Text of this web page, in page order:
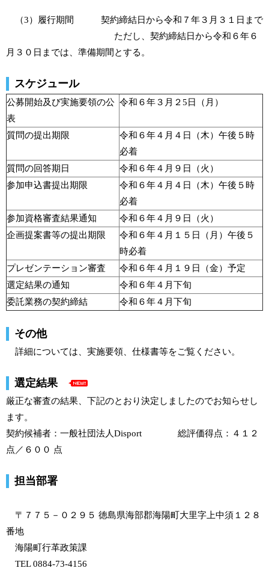
（3）履行期間 契約締結日から令和７年３月３１日まで
ただし、契約締結日から令和６年６
月３０日までは、準備期間とする。
スケジュール
公募開始及び実施要領の公
表
令和６年３月２5日（月）
質問の提出期限
令和６年４月４日（木）午後５時
必着
質問の回答期日
令和６年４月９日（火）
参加申込書提出期限
令和６年４月４日（木）午後５時
必着
参加資格審査結果通知
令和６年４月９日（火）
企画提案書等の提出期限
令和６年４月１５日（月）午後５
時必着
プレゼンテーション審査
令和６年４月１９日（金）予定
選定結果の通知
令和６年４月下旬
委託業務の契約締結
令和６年４月下旬
その他
詳細については、実施要領、仕様書等をご覧ください。
選定結果
厳正な審査の結果、下記のとおり決定しましたのでお知らせし
ます。
契約候補者：一般社団法人Disport 総評価得点：４１２
点／６００ 点
担当部署
〒７７５－０２９５ 徳島県海部郡海陽町大里字上中須１２８
番地
海陽町行革政策課
TEL 0884-73-4156